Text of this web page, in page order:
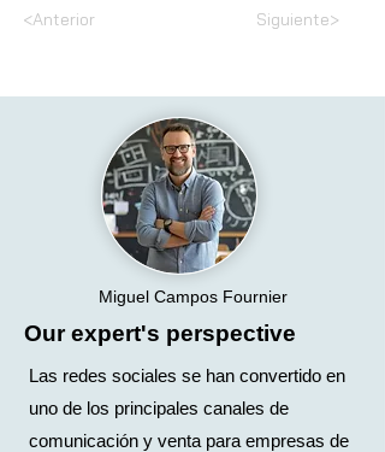
<Anterior Siguiente>
Miguel Campos Fournier
Our expert's perspective
Las redes sociales se han convertido en
uno de los principales canales de
comunicación y venta para empresas de